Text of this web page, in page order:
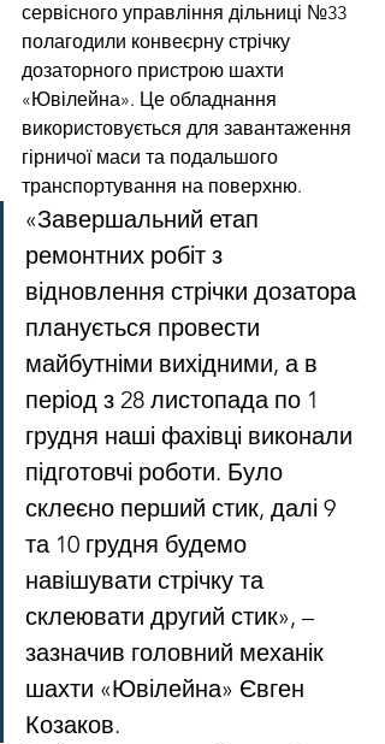
сервісного управління дільниці №33
полагодили конвеєрну стрічку
дозаторного пристрою шахти
«Ювілейна». Це обладнання
використовується для завантаження
гірничої маси та подальшого
транспортування на поверхню.
«Завершальний етап
ремонтних робіт з
відновлення стрічки дозатора
планується провести
майбутніми вихідними, а в
період з 28 листопада по 1
грудня наші фахівці виконали
підготовчі роботи. Було
склеєно перший стик, далі 9
та 10 грудня будемо
навішувати стрічку та
склеювати другий стик», –
зазначив головний механік
шахти «Ювілейна» Євген
Козаков.